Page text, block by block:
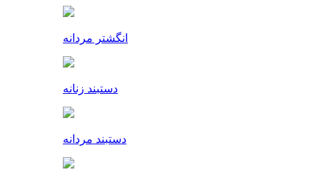
انگشتر مردانه
دستبند زنانه
دستبند مردانه